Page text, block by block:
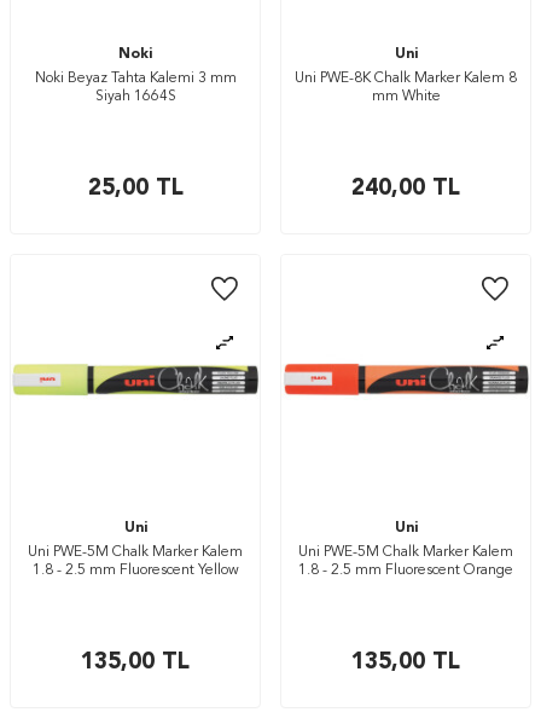
Noki
Noki Beyaz Tahta Kalemi 3 mm
Siyah 1664S
25,00TL
Uni
Uni PWE-8K Chalk Marker Kalem 8
mm White
240,00 TL
Uni
Uni PWE-5M Chalk Marker Kalem
1.8 - 2.5 mm Fluorescent Yellow
135,00 TL
Uni
Uni PWE-5M Chalk Marker Kalem
1.8 - 2.5 mm Fluorescent Orange
135,00 TL